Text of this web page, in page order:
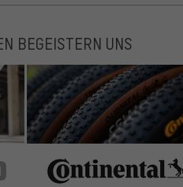
BEGEISTERN UNS